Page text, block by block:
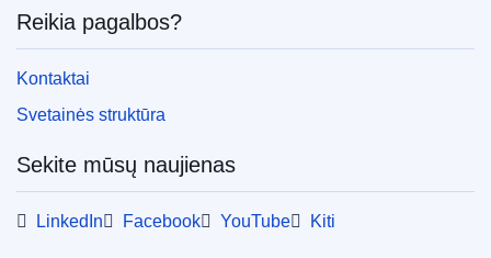
Reikia pagalbos?
Kontaktai
Svetainės struktūra
Sekite mūsų naujienas
LinkedIn Facebook YouTube Kiti